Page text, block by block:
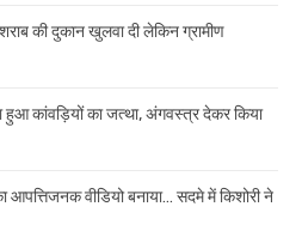
की दुकान खुलवा दी लेकिन ग्रामीण
हुआ कांवड़ियों का जत्था, अंगवस्त्र देकर किया
वीडियो बनाया… सदमे में किशोरी ने